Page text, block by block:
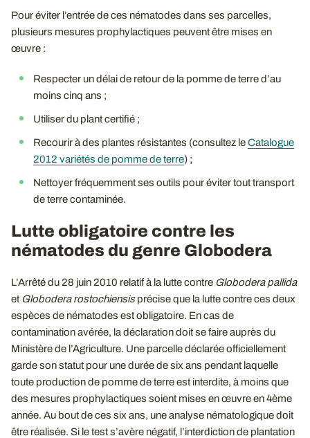
Pour éviter l’entrée de ces nématodes dans ses parcelles,
plusieurs mesures prophylactiques peuvent être mises en
œuvre :
Respecter un délai de retour de la pomme de terre d’au
moins cinq ans ;
Utiliser du plant certifié ;
Recourir à des plantes résistantes (consultez leCatalogue
2012 variétés de pomme de terre) ;
Nettoyer fréquemment ses outils pour éviter tout transport
de terre contaminée.
Lutte obligatoire contre les
nématodes du genre Globodera
L’Arrêté du 28 juin 2010 relatif à la lutte contre Globodera pallida
et Globodera rostochiensisprécise que la lutte contre ces deux
espèces de nématodes est obligatoire. En cas de
contamination avérée, la déclaration doit se faire auprès du
Ministère de l’Agriculture. Une parcelle déclarée officiellement
garde son statut pour une durée de six ans pendant laquelle
toute production de pomme de terre est interdite, à moins que
des mesures prophylactiques soient mises en œuvre en 4ème
année. Au bout de ces six ans, une analyse nématologique doit
être réalisée. Si le test s’avère négatif, l’interdiction de plantation